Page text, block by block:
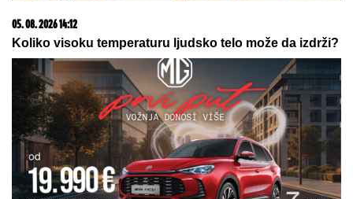
Oni su PREŠLI IGRICU i dobili titulu NAJLUĐIH
TURISTA leta! Na plaži u komšiluku napravili
PERFORMANS, a zbog ovog muškarca ljudi trljaju
oči i ne veruju šta vide
UŠTIPCI BEZ KVASCAgotovi za tili
čas: Mekani kao duša, hrskavi spolja